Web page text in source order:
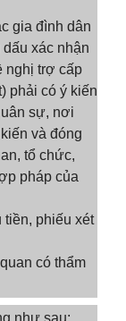
gia đình dân
xác nhận
nghị trợ cấp
phải có ý kiến
sự, nơi
và đóng
tổ chức,
pháp của
tiền, phiếu xét
có thẩm
như sau: